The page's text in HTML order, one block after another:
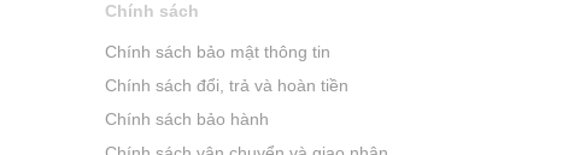
Chính sách
Chính sách bảo mật thông tin
Chính sách đổi, trả và hoàn tiền
Chính sách bảo hành